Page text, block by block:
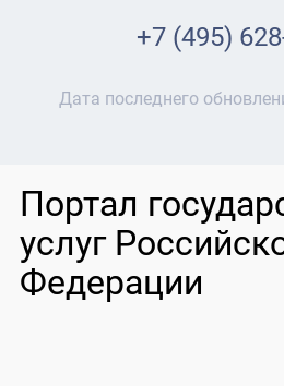
+7 (495)
Дата последнего
Портал
услуг
Федерации